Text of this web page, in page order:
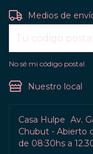
Entregas para el CP:
Medios de
No sé mi código postal
Nuestro local
Casa Hulpe Av.
Chubut - Abierto
de 08:30hs a